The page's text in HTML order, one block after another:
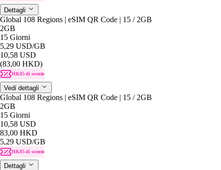
Dettagli
Global 108 Regions | eSIM QR Code | 15 / 2GB
2GB
15 Giorni
5,29 USD/GB
10,58 USD
(83,00 HKD)
HK$5 di sconto
Vedi dettagli
Global 108 Regions | eSIM QR Code | 15 / 2GB
2GB
15 Giorni
10,58 USD
83,00 HKD
5,29 USD/GB
HK$5 di sconto
Dettagli